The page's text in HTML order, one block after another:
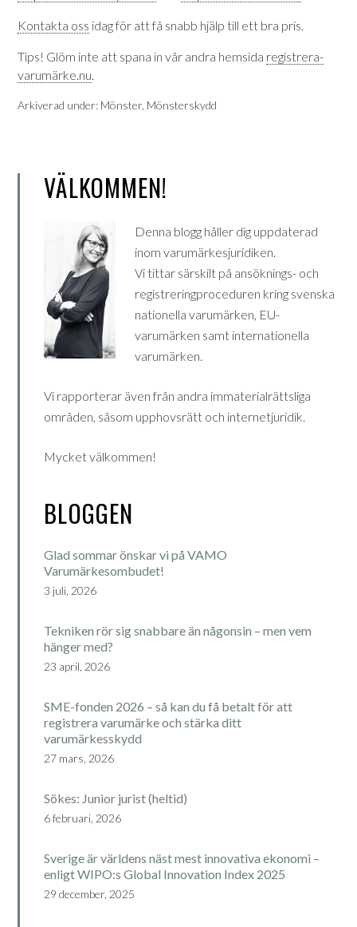
Kontakta oss idag för att få snabb hjälp till ett bra pris.
Tips! Glöm inte att spana in vår andra hemsida registrera-
varumärke.nu.
Arkiverad under: Mönster, Mönsterskydd
VÄLKOMMEN!
Denna blogg håller dig uppdaterad
inom varumärkesjuridiken.
Vi tittar särskilt på ansöknings- och
registreringproceduren kring svenska
nationella varumärken, EU-
varumärken samt internationella
varumärken.
Vi rapporterar även från andra immaterialrättsliga
områden, såsom upphovsrätt och internetjuridik.
Mycket välkommen!
BLOGGEN
Glad sommar önskar vi på VAMO
Varumärkesombudet!
3 juli, 2026
Tekniken rör sig snabbare än någonsin – men vem
hänger med?
23 april, 2026
SME-fonden 2026 – så kan du få betalt för att
registrera varumärke och stärka ditt
varumärkesskydd
27 mars, 2026
Sökes: Junior jurist (heltid)
6 februari, 2026
Sverige är världens näst mest innovativa ekonomi –
enligt WIPO:s Global Innovation Index 2025
29 december, 2025